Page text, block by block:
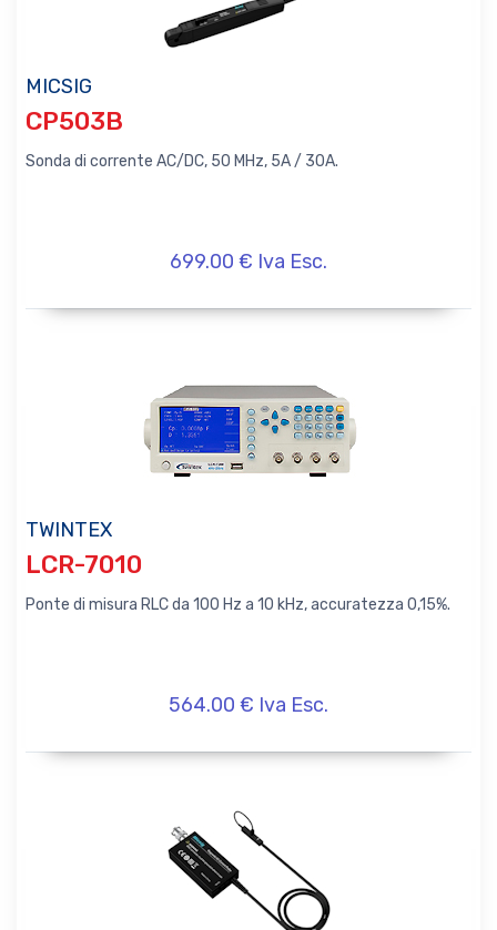
MICSIG
CP503B
Sonda di corrente AC/DC, 50 MHz, 5A / 30A.
699.00 € Iva Esc.
TWINTEX
LCR-7010
Ponte di misura RLC da 100 Hz a 10 kHz, accuratezza 0,15%.
564.00 € Iva Esc.